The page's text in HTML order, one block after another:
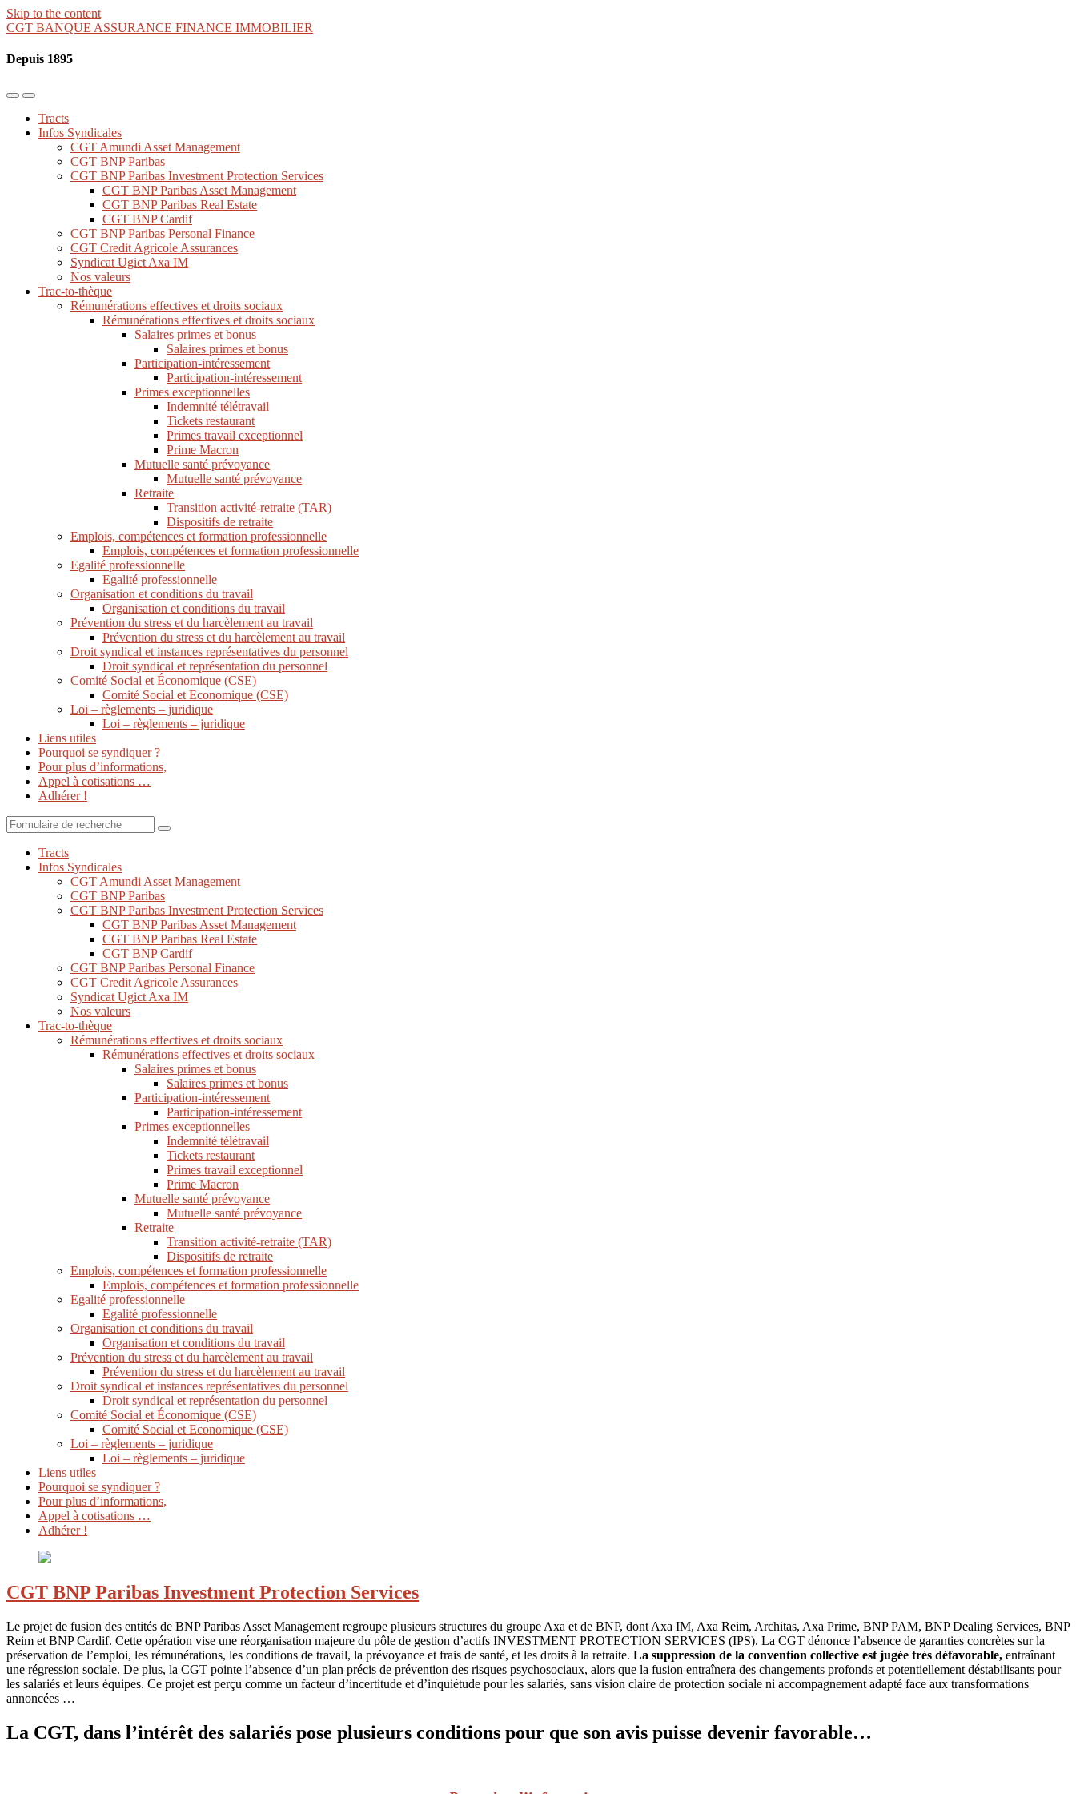
Skip to the content
CGT BANQUE ASSURANCE FINANCE IMMOBILIER
Depuis 1895
Toggle
mobile
menu
Toggle
the
search
field
Tracts
Infos Syndicales
CGT Amundi Asset Management
CGT BNP Paribas
CGT BNP Paribas Investment Protection Services
CGT BNP Paribas Asset Management
CGT BNP Paribas Real Estate
CGT BNP Cardif
CGT BNP Paribas Personal Finance
CGT Credit Agricole Assurances
Syndicat Ugict Axa IM
Nos valeurs
Trac-to-thèque
Rémunérations effectives et droits sociaux
Rémunérations effectives et droits sociaux
Salaires primes et bonus
Salaires primes et bonus
Participation-intéressement
Participation-intéressement
Primes exceptionnelles
Indemnité télétravail
Tickets restaurant
Primes travail exceptionnel
Prime Macron
Mutuelle santé prévoyance
Mutuelle santé prévoyance
Retraite
Transition activité-retraite (TAR)
Dispositifs de retraite
Emplois, compétences et formation professionnelle
Emplois, compétences et formation professionnelle
Egalité professionnelle
Egalité professionnelle
Organisation et conditions du travail
Organisation et conditions du travail
Prévention du stress et du harcèlement au travail
Prévention du stress et du harcèlement au travail
Droit syndical et instances représentatives du personnel
Droit syndical et représentation du personnel
Comité Social et Économique (CSE)
Comité Social et Economique (CSE)
Loi – règlements – juridique
Loi – règlements – juridique
Liens utiles
Pourquoi se syndiquer ?
Pour plus d’informations,
Appel à cotisations …
Adhérer !
Search
Tracts
Infos Syndicales
CGT Amundi Asset Management
CGT BNP Paribas
CGT BNP Paribas Investment Protection Services
CGT BNP Paribas Asset Management
CGT BNP Paribas Real Estate
CGT BNP Cardif
CGT BNP Paribas Personal Finance
CGT Credit Agricole Assurances
Syndicat Ugict Axa IM
Nos valeurs
Trac-to-thèque
Rémunérations effectives et droits sociaux
Rémunérations effectives et droits sociaux
Salaires primes et bonus
Salaires primes et bonus
Participation-intéressement
Participation-intéressement
Primes exceptionnelles
Indemnité télétravail
Tickets restaurant
Primes travail exceptionnel
Prime Macron
Mutuelle santé prévoyance
Mutuelle santé prévoyance
Retraite
Transition activité-retraite (TAR)
Dispositifs de retraite
Emplois, compétences et formation professionnelle
Emplois, compétences et formation professionnelle
Egalité professionnelle
Egalité professionnelle
Organisation et conditions du travail
Organisation et conditions du travail
Prévention du stress et du harcèlement au travail
Prévention du stress et du harcèlement au travail
Droit syndical et instances représentatives du personnel
Droit syndical et représentation du personnel
Comité Social et Économique (CSE)
Comité Social et Economique (CSE)
Loi – règlements – juridique
Loi – règlements – juridique
Liens utiles
Pourquoi se syndiquer ?
Pour plus d’informations,
Appel à cotisations …
Adhérer !
CGT BNP Paribas Investment Protection Services
Le projet de fusion des entités de BNP Paribas Asset Management regroupe plusieurs structures du groupe Axa et de BNP, dont Axa IM, Axa Reim, Architas, Axa Prime, BNP PAM, BNP Dealing Services, BNP
Reim et BNP Cardif. Cette opération vise une réorganisation majeure du pôle de gestion d’actifs INVESTMENT PROTECTION SERVICES (IPS). La CGT dénonce l’absence de garanties concrètes sur la
préservation de l’emploi, les rémunérations, les conditions de travail, la prévoyance et frais de santé, et les droits à la retraite. La suppression de la convention collective est jugée très défavorable, entraînant
une régression sociale. De plus, la CGT pointe l’absence d’un plan précis de prévention des risques psychosociaux, alors que la fusion entraînera des changements profonds et potentiellement déstabilisants pour
les salariés et leurs équipes. Ce projet est perçu comme un facteur d’incertitude et d’inquiétude pour les salariés, sans vision claire de protection sociale ni accompagnement adapté face aux transformations
annoncées …
La CGT, dans l’intérêt des salariés pose plusieurs conditions pour que son avis puisse devenir favorable…